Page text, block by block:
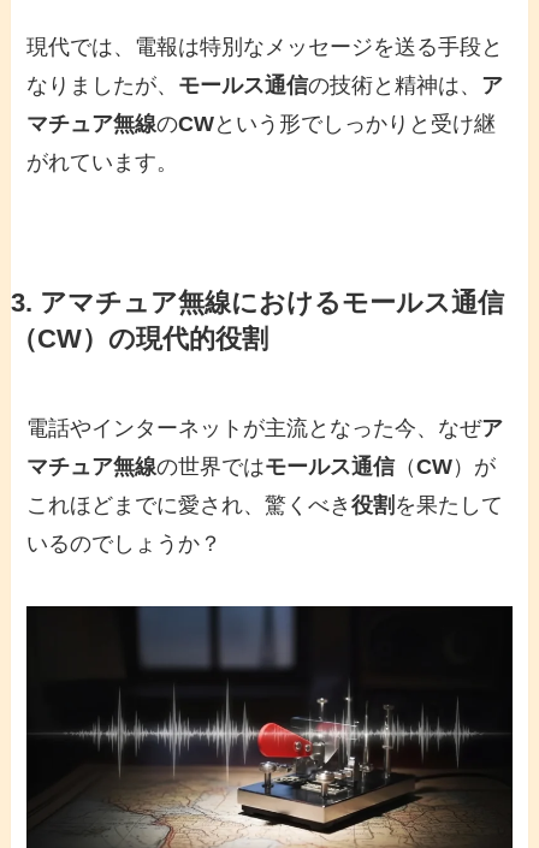
現代では、電報は特別なメッセージを送る手段と
なりましたが、 モールス通信の技術と精神は、 ア
マチュア無線のCWという形でしっかりと受け継
がれています。
3. アマチュア無線におけるモールス通信
（CW）の現代的役割
電話やインターネットが主流となった今、なぜア
マチュア無線の世界ではモールス通信（CW）が
これほどまでに愛され、驚くべき役割 を果たして
いるのでしょうか？